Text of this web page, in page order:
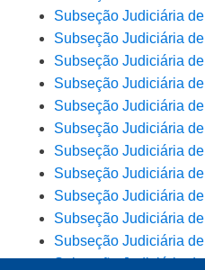
Subseção Judiciária
Subseção Judiciária
Subseção Judiciária
Subseção Judiciária
Subseção Judiciária
Subseção Judiciária
Subseção Judiciária
Subseção Judiciária
Subseção Judiciária
Subseção Judiciária
Subseção Judiciária
Subseção Judiciária